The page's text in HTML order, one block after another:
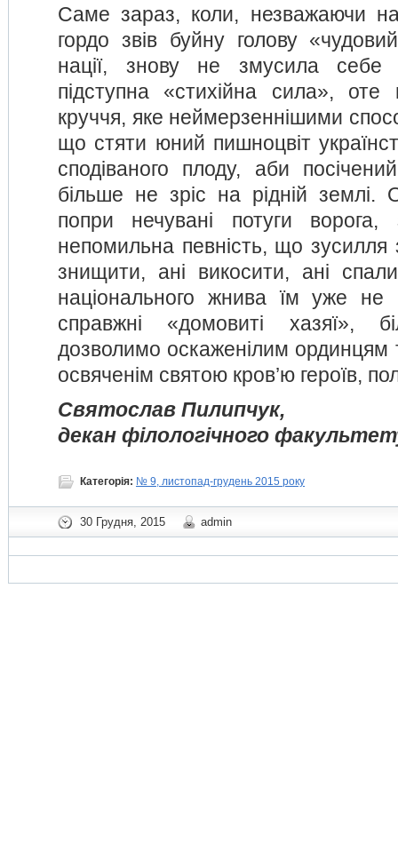
Саме зараз, коли, незважаючи
гордо звів буйну голову
нації, знову не змусила себе
підступна «стихійна сила», оте
круччя, яке неймерзеннішими
що стяти юний пишноцвіт
сподіваного плоду, аби
більше не зріс на рідній землі.
попри нечувані потуги ворога,
непомильна певність, що зусилля
знищити, ані викосити, ані
національного жнива їм уже не
справжні «домовиті хазяї»,
дозволимо оскаженілим ординцям
освяченім святою кров’ю героїв,
Святослав Пилипчук,
декан філологічного
Категорія: № 9, листопад-грудень 2015 року
30 Грудня, 2015 admin